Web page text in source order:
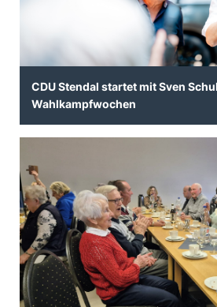
CDU Stendal startet mit Sven
Wahlkampfwochen